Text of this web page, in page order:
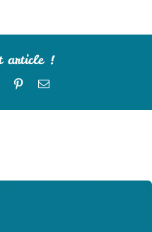
article !
PinterestEmail